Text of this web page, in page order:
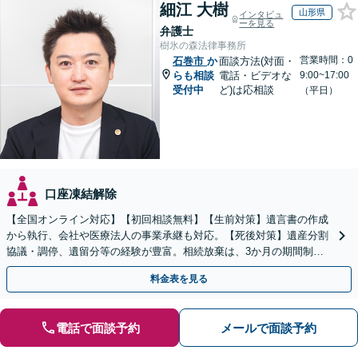
細江 大樹
弁護士
インタビュ
ーを見る
山形県
樹氷の森法律事務所
石巻市 か
らも相談
受付中
面談方法(対面・
電話・ビデオな
ど)は応相談
営業時間：0
9:00~17:00
（平日）
口座凍結解除
【全国オンライン対応】【初回相談無料】【生前対策】遺言書の作成
から執行、会社や医療法人の事業承継も対応。【死後対策】遺産分割
協議・調停、遺留分等の経験が豊富。相続放棄は、3か月の期間制限
があるため、お早めにご相談ください。【無料駐車場あり】
料金表を見る
電話で面談予約 メールで面談予約